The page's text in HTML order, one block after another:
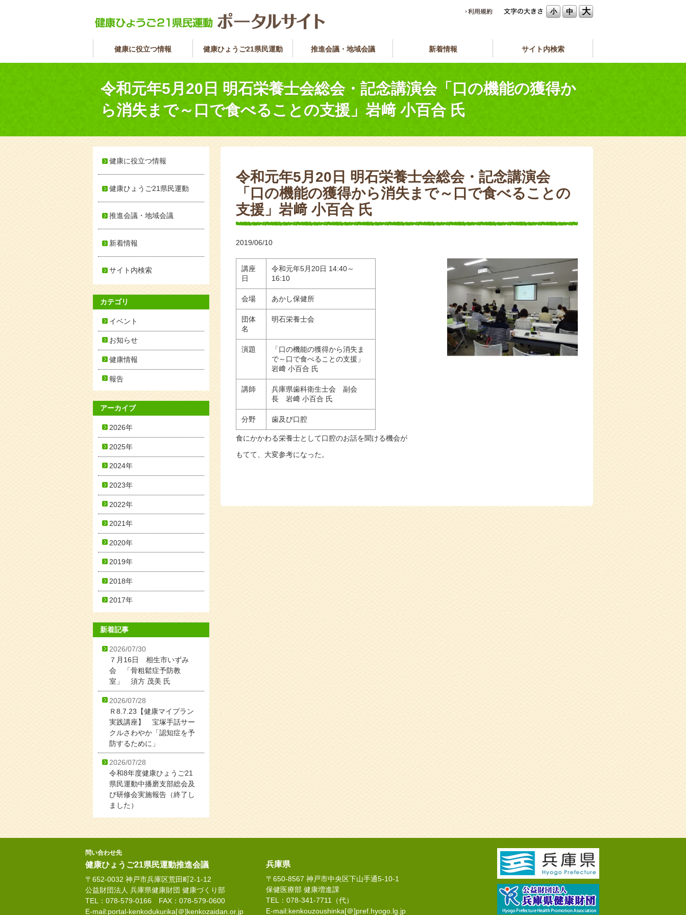
小 中 大
健康に役立つ情報 健康ひょうご21県民運動 推進会議・地域会議 新着情報 サイト内検索
令和元年5月20日 明石栄養士会総会・記念講演会「口の機能の獲得か
ら消失まで～口で食べることの支援」岩﨑 小百合 氏
令和元年5月20日 明石栄養士会総会・記念講演会
「口の機能の獲得から消失まで～口で食べることの
支援」岩﨑 小百合 氏
2019/06/10
講座
日
令和元年5月20日 14:40～
16:10
会場 あかし保健所
団体
名
明石栄養士会
演題
「口の機能の獲得から消失ま
で～口で食べることの支援」
岩﨑 小百合 氏
講師
兵庫県歯科衛生士会 副会
長 岩﨑 小百合 氏
分野 歯及び口腔
食にかかわる栄養士として口腔のお話を聞ける機会が
もてて、大変参考になった。
健康に役立つ情報
健康ひょうご21県民運動
推進会議・地域会議
新着情報
サイト内検索
カテゴリ
イベント
お知らせ
健康情報
報告
アーカイブ
2026年
2025年
2024年
2023年
2022年
2021年
2020年
2019年
2018年
2017年
新着記事
2026/07/30
７月16日 相生市いずみ
会 「骨粗鬆症予防教
室」 須方 茂美 氏
2026/07/28
Ｒ8.7.23【健康マイプラン
実践講座】 宝塚手話サー
クルさわやか「認知症を予
防するために」
2026/07/28
令和8年度健康ひょうご21
県民運動中播磨支部総会及
び研修会実施報告（終了し
ました）
問い合わせ先
健康ひょうご21県民運動推進会議
〒652-0032 神戸市兵庫区荒田町2-1-12
公益財団法人 兵庫県健康財団 健康づくり部
TEL：078-579-0166 FAX：078-579-0600
E-mail:portal-kenkodukurika[＠]kenkozaidan.or.jp
兵庫県
〒650-8567 神戸市中央区下山手通5-10-1
保健医療部 健康増進課
TEL：078-341-7711（代）
E-mail:kenkouzoushinka[＠]pref.hyogo.lg.jp